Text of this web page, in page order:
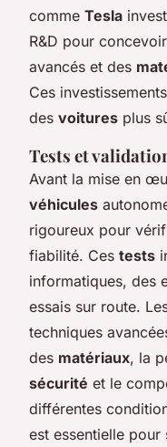
comme Tesla
R&D pour
avancés et des
Ces
des voitures plus
Tests et
Avant la mise en
véhicules
rigoureux pour
fiabilité. Ces tests
informatiques, des
essais sur route.
techniques
des matériaux, la
sécurité et le
différentes
est essentielle pour